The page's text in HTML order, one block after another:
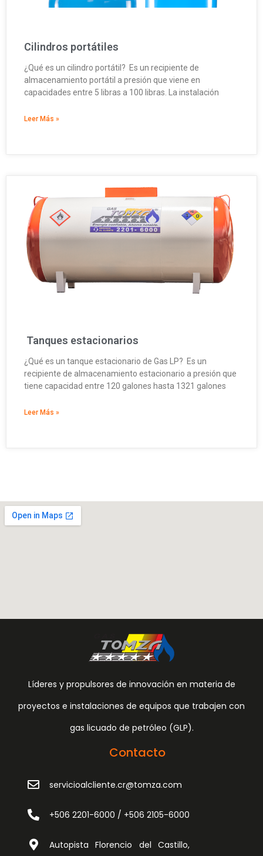
Cilindros portátiles
¿Qué es un cilindro portátil? Es un recipiente de
almacenamiento portátil a presión que viene en
capacidades entre 5 libras a 100 libras. La instalación
Leer Más »
Tanques estacionarios
¿Qué es un tanque estacionario de Gas LP? Es un
recipiente de almacenamiento estacionario a presión que
tiene capacidad entre 120 galones hasta 1321 galones
Leer Más »
Líderes y propulsores de innovación en materia de
proyectos e instalaciones de equipos que trabajen con
gas licuado de petróleo (GLP).
Contacto
servicioalcliente.cr@tomza.com
+506 2201-6000 / +506 2105-6000
Autopista Florencio del Castillo,